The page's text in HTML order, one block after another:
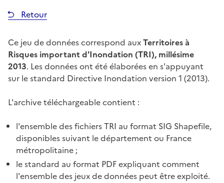
Retour
Ce jeu de données correspond auxTerritoires à
Risques important d'Inondation (TRI), millésime
2013. Les données ont été élaborées en s'appuyant
sur le standard Directive Inondation version 1 (2013).
L'archive téléchargeable contient :
l'ensemble des fichiers TRI au format SIG Shapefile,
disponibles suivant le département ou France
métropolitaine ;
le standard au format PDF expliquant comment
l'ensemble des jeux de données peut être exploité.